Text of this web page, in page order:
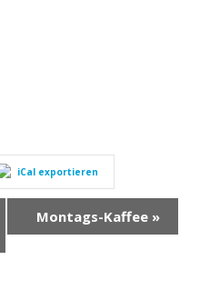
iCal exportieren
Montags-Kaffee »